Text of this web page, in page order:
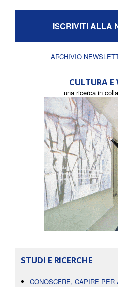
ISCRIVITI ALLA
ARCHIVIO
CULTURA E
una ricerca in
STUDI E RICERCHE
CONOSCERE, CAPIRE PER